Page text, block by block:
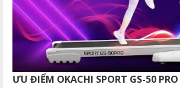
ƯU ĐIỂM OKACHI SPORT GS-50 PRO